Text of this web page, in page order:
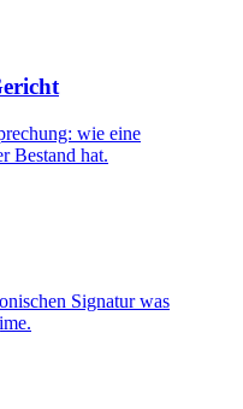
wie eine
Bestand hat.
Signatur was